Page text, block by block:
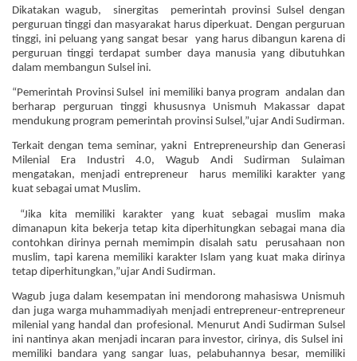
Dikatakan wagub, sinergitas pemerintah provinsi Sulsel dengan
perguruan tinggi dan masyarakat harus diperkuat. Dengan perguruan
tinggi, ini peluang yang sangat besar yang harus dibangun karena di
perguruan tinggi terdapat sumber daya manusia yang dibutuhkan
dalam membangun Sulsel ini.
“Pemerintah Provinsi Sulsel ini memiliki banya program andalan dan
berharap perguruan tinggi khususnya Unismuh Makassar dapat
mendukung program pemerintah provinsi Sulsel,”ujar Andi Sudirman.
Terkait dengan tema seminar, yakni Entrepreneurship dan Generasi
Milenial Era Industri 4.0, Wagub Andi Sudirman Sulaiman
mengatakan, menjadi entrepreneur harus memiliki karakter yang
kuat sebagai umat Muslim.
“Jika kita memiliki karakter yang kuat sebagai muslim maka
dimanapun kita bekerja tetap kita diperhitungkan sebagai mana dia
contohkan dirinya pernah memimpin disalah satu perusahaan non
muslim, tapi karena memiliki karakter Islam yang kuat maka dirinya
tetap diperhitungkan,”ujar Andi Sudirman.
Wagub juga dalam kesempatan ini mendorong mahasiswa Unismuh
dan juga warga muhammadiyah menjadi entrepreneur-entrepreneur
milenial yang handal dan profesional. Menurut Andi Sudirman Sulsel
ini nantinya akan menjadi incaran para investor, cirinya, dis Sulsel ini
memiliki bandara yang sangar luas, pelabuhannya besar, memiliki